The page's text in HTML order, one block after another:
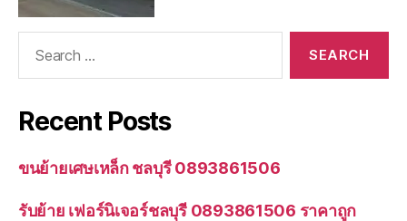
Recent Posts
ขนย้ายเศษเหล็ก ชลบุรี 0893861506
รับย้าย เฟอร์นิเจอร์ชลบุรี 0893861506 ราคาถูก